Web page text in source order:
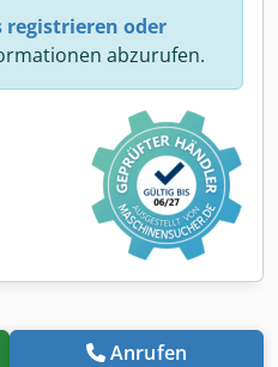
registrieren oder
abzurufen.
Anrufen